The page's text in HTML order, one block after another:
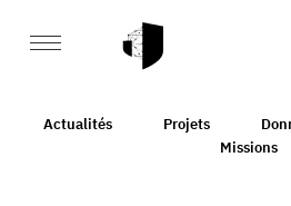
Actualités Projets
Missions